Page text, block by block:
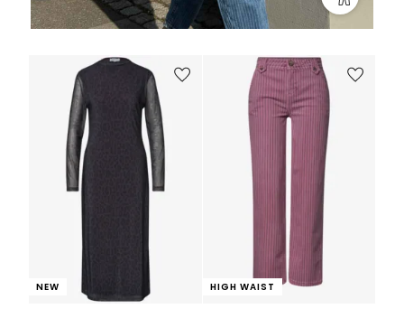
NEW HIGH WAIST